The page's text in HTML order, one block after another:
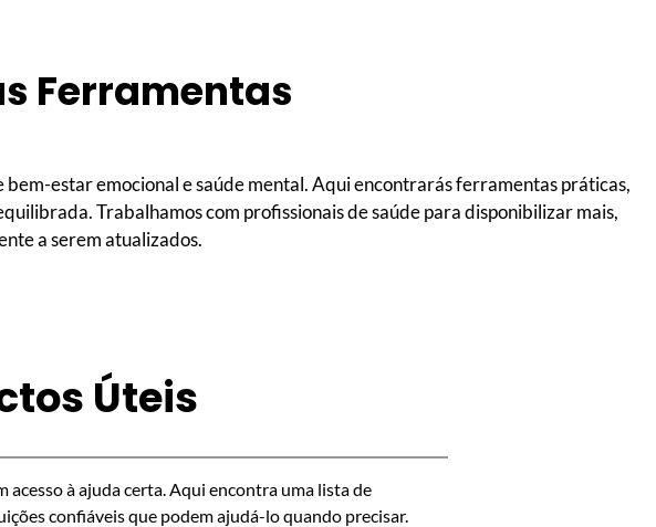
Ferramentas
estar emocional e saúde mental. Aqui encontrarás ferramentas práticas,
Trabalhamos com profissionais de saúde para disponibilizar mais,
a serem atualizados.
Úteis
acesso à ajuda certa. Aqui encontra uma lista de
confiáveis que podem ajudá-lo quando precisar.